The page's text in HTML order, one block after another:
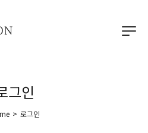
그인
> 로그인